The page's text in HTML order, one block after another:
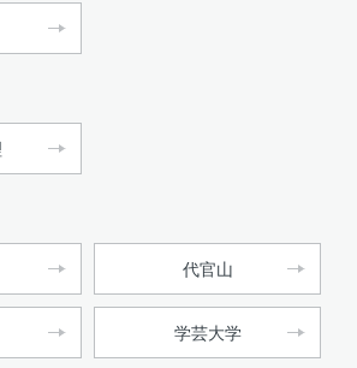
代官山
学芸大学